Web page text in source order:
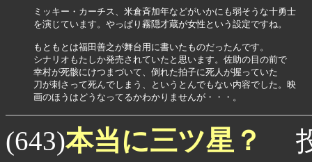
ミッキー・カーチス、米倉斉加年などがいかにも弱そうな十勇士
を演じています。やっぱり霧隠才蔵が女性という設定ですね。
もともとは福田善之が舞台用に書いたものだったんです。
シナリオもたしか発売されていたと思います。佐助の目の前で
幸村が死骸にけつまづいて、倒れた拍子に死人が握っていた
刀が刺さって死んでしまう、というとんでもない内容でした。映
画のほうはどうなってるかわかりませんが・・・。
(643)本当に三ツ星？